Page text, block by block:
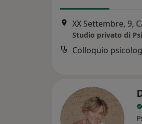
XX Settembre, 9,
Studio privato di
Colloquio